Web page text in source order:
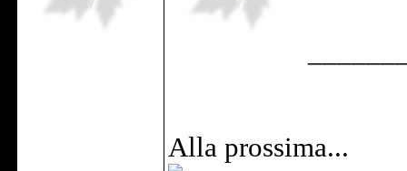
Alla prossima...